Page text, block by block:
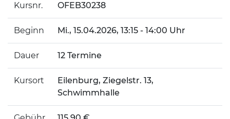
Kursnr. OFEB30238
Beginn Mi., 15.04.2026, 13:15 - 14:00 Uhr
Dauer 12 Termine
Kursort
Eilenburg, Ziegelstr. 13,
Schwimmhalle